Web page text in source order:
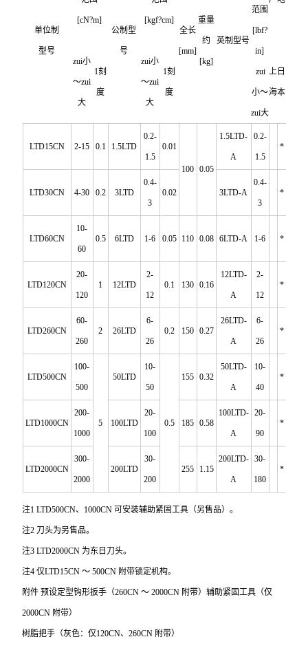
单位制
型号
[cN?m]
公制型
号
[kgf?cm]
全长
[mm]
重量
约
[kg]
英制型号
范围
[lbf?
in]
zui
小～
zui大
zui小
～zui
大
1刻
度
zui小
～zui
大
1刻
度
上
海
日
本
LTD15CN 2-15 0.1 1.5LTD
0.2-
1.5
0.01
100 0.05
1.5LTD-
A
0.2-
1.5
*
LTD30CN 4-30 0.2 3LTD
0.4-
3
0.02 3LTD-A
0.4-
3
*
LTD60CN
10-
60
0.5 6LTD 1-6 0.05 110 0.08 6LTD-A 1-6 *
LTD120CN
20-
120
1 12LTD
2-
12
0.1 130 0.16
12LTD-
A
2-
12
*
LTD260CN
60-
260
2 26LTD
6-
26
0.2 150 0.27
26LTD-
A
6-
26
*
LTD500CN
100-
500
5
50LTD
10-
50
0.5
155 0.32
50LTD-
A
10-
40
*
LTD1000CN
200-
1000
100LTD
20-
100
185 0.58
100LTD-
A
20-
90
*
LTD2000CN
300-
2000
200LTD
30-
200
255 1.15
200LTD-
A
30-
180
*
注1 LTD500CN、1000CN 可安装辅助紧固工具（另售品）。
注2 刀头为另售品。
注3 LTD2000CN 为东日刀头。
注4 仅LTD15CN ～ 500CN 附带锁定机构。
附件 预设定型钩形扳手（260CN ～ 2000CN 附带）辅助紧固工具（仅
2000CN 附带）
树脂把手（灰色：仅120CN、260CN 附带）